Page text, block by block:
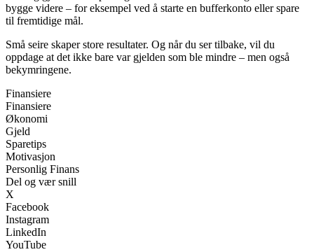
bygge videre – for eksempel ved å starte en bufferkonto eller spare
til fremtidige mål.
Små seire skaper store resultater. Og når du ser tilbake, vil du
oppdage at det ikke bare var gjelden som ble mindre – men også
bekymringene.
Finansiere
Finansiere
Økonomi
Gjeld
Sparetips
Motivasjon
Personlig Finans
Del og vær snill
X
Facebook
Instagram
LinkedIn
YouTube